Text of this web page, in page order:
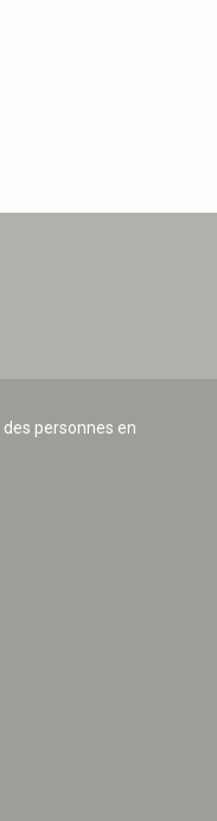
personnes en